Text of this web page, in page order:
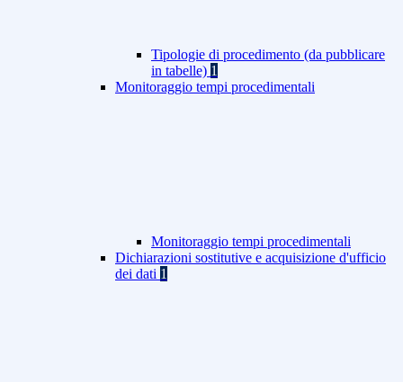
Tipologie di procedimento (da pubblicare
in tabelle) 1
Monitoraggio tempi procedimentali
Monitoraggio tempi procedimentali
Dichiarazioni sostitutive e acquisizione d'ufficio
dei dati 1